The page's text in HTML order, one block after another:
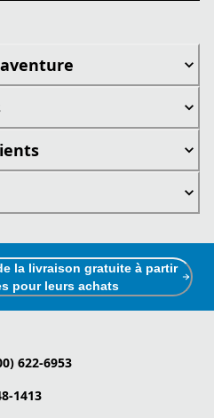
la livraison gratuite à partir
pour leurs achats
622-6953
1413